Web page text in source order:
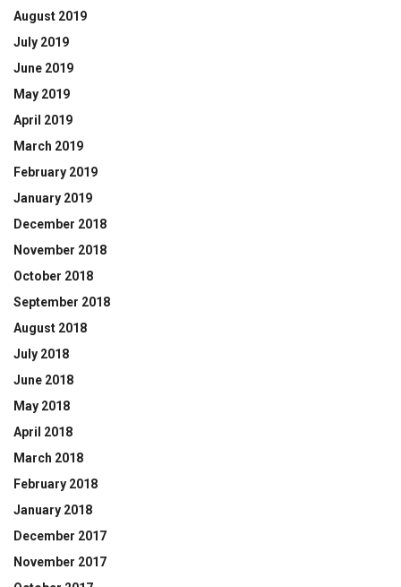
August 2019
July 2019
June 2019
May 2019
April 2019
March 2019
February 2019
January 2019
December 2018
November 2018
October 2018
September 2018
August 2018
July 2018
June 2018
May 2018
April 2018
March 2018
February 2018
January 2018
December 2017
November 2017